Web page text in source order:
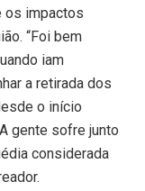
os impactos
“Foi bem
iam
a retirada dos
o início
gente sofre junto
considerada